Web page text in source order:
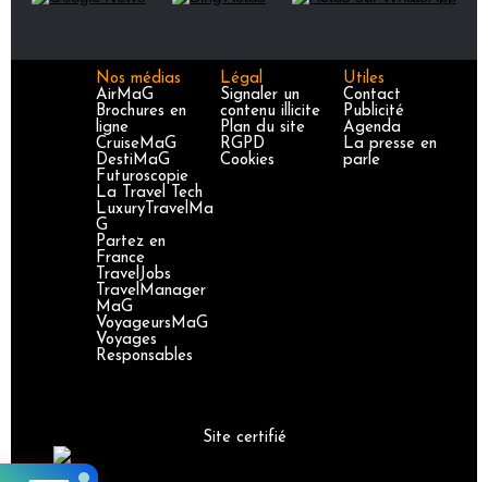
Nos médias
AirMaG
Brochures en
ligne
CruiseMaG
DestiMaG
Futuroscopie
La Travel Tech
LuxuryTravelMa
G
Partez en
France
TravelJobs
TravelManager
MaG
VoyageursMaG
Voyages
Responsables
Légal
Signaler un
contenu illicite
Plan du site
RGPD
Cookies
Utiles
Contact
Publicité
Agenda
La presse en
parle
Site certifié